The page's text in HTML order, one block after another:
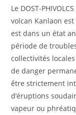
Le DOST-
volcan Kanlaon
est dans un état
période de
collectivités
de danger
être strictement
d’éruptions
vapeur ou